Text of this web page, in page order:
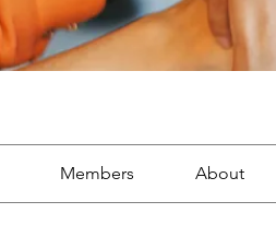
Members About